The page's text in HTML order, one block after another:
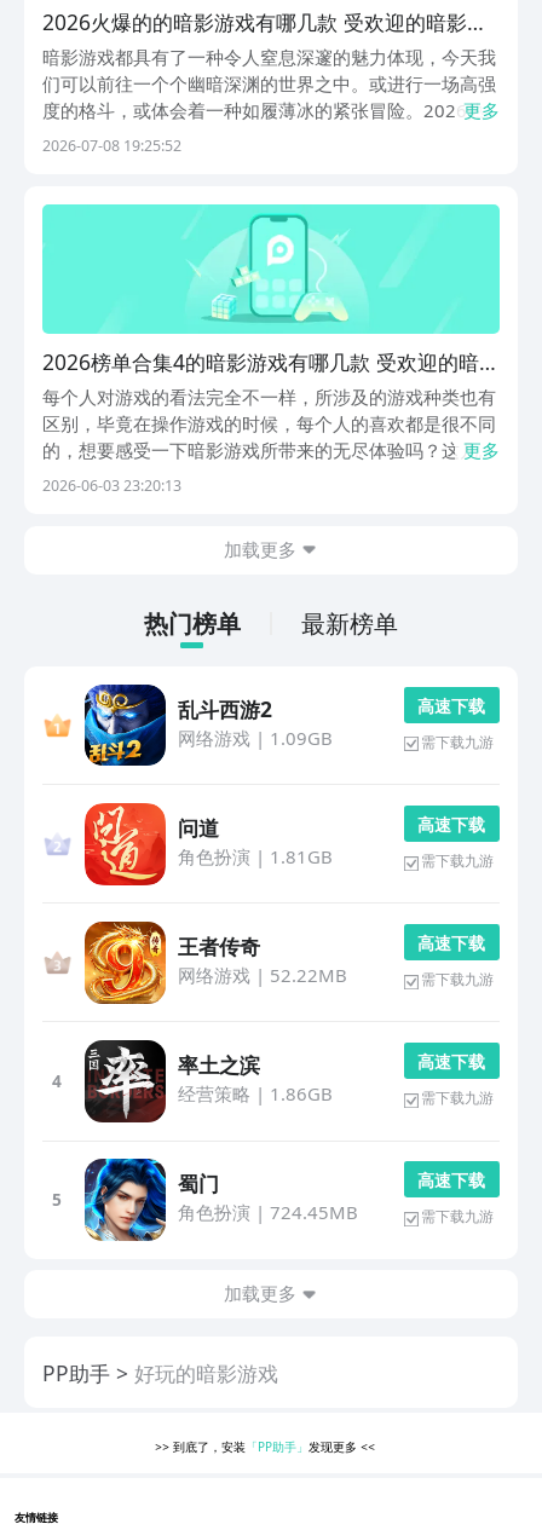
2026火爆的的暗影游戏有哪几款 受欢迎的暗影游
戏分享
暗影游戏都具有了一种令人窒息深邃的魅力体现，今天我
们可以前往一个个幽暗深渊的世界之中。或进行一场高强
度的格斗，或体会着一种如履薄冰的紧张冒险。2026热
门的暗影游戏有哪些。均可以在九游平台进行安全免费的
更多
2026-07-08 19:25:52
2026榜单合集4的暗影游戏有哪几款 受欢迎的暗影
游戏before_2
每个人对游戏的看法完全不一样，所涉及的游戏种类也有
区别，毕竟在操作游戏的时候，每个人的喜欢都是很不同
的，想要感受一下暗影游戏所带来的无尽体验吗？这几款
游戏就值得大家来感受一下，有着不错的沉浸体验，在黑
更多
2026-06-03 23:20:13
加载更多
热门榜单 最新榜单
乱斗西游2
网络游戏| 1.09GB
高 速 下 载
需下载九游
问道
角色扮演 | 1.81GB
高 速 下 载
需下载九游
王者传奇
网络游戏| 52.22MB
高 速 下 载
需下载九游
4
率土之滨
经营策略 | 1.86GB
高 速 下 载
需下载九游
5
蜀门
角色扮演 | 724.45MB
高 速 下 载
需下载九游
加载更多
PP助手 好玩的暗影游戏
>> 到底了，安装 「PP助手」 发现更多<<
友情链接